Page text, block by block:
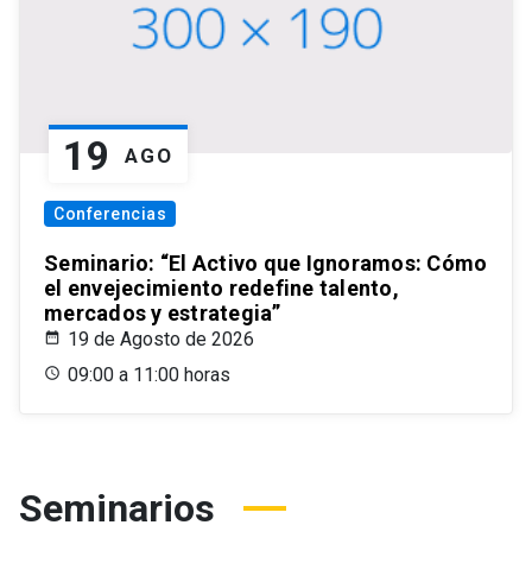
19 AGO
Conferencias
Seminario: “El Activo que Ignoramos: Cómo
el envejecimiento redefine talento,
mercados y estrategia”
19 de Agosto de 2026
09:00 a 11:00 horas
Seminarios